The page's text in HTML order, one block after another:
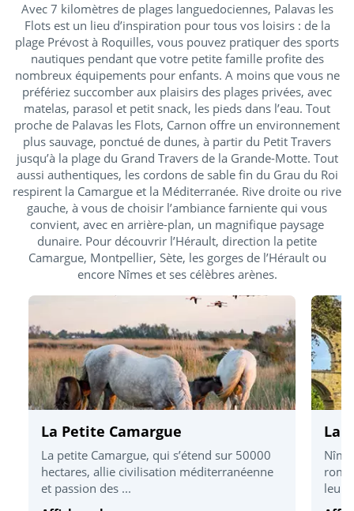
Avec 7 kilomètres de plages languedociennes, Palavas les
Flots est un lieu d’inspiration pour tous vos loisirs : de la
plage Prévost à Roquilles, vous pouvez pratiquer des sports
nautiques pendant que votre petite famille profite des
nombreux équipements pour enfants. A moins que vous ne
préfériez succomber aux plaisirs des plages privées, avec
matelas, parasol et petit snack, les pieds dans l’eau. Tout
proche de Palavas les Flots, Carnon offre un environnement
plus sauvage, ponctué de dunes, à partir du Petit Travers
jusqu’à la plage du Grand Travers de la Grande-Motte. Tout
aussi authentiques, les cordons de sable fin du Grau du Roi
respirent la Camargue et la Méditerranée. Rive droite ou rive
gauche, à vous de choisir l’ambiance farniente qui vous
convient, avec en arrière-plan, un magnifique paysage
dunaire. Pour découvrir l’Hérault, direction la petite
Camargue, Montpellier, Sète, les gorges de l’Hérault ou
encore Nîmes et ses célèbres arènes.
La Petite Camargue
La petite Camargue, qui s’étend sur 50000
hectares, allie civilisation méditerranéenne
et passion des ...
La
leur